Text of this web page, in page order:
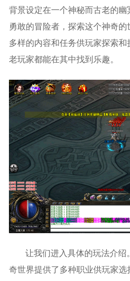
背景设定在一个神秘而古老的
勇敢的冒险者，探索这个神奇
多样的内容和任务供玩家探索
老玩家都能在其中找到乐趣。
让我们进入具体的玩法介
奇世界提供了多种职业供玩家选